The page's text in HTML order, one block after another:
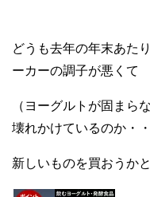
どうも去年の年末あた
ーカーの調子が悪くて
（ヨーグルトが固まら
壊れかけているのか・・
新しいものを買おうか